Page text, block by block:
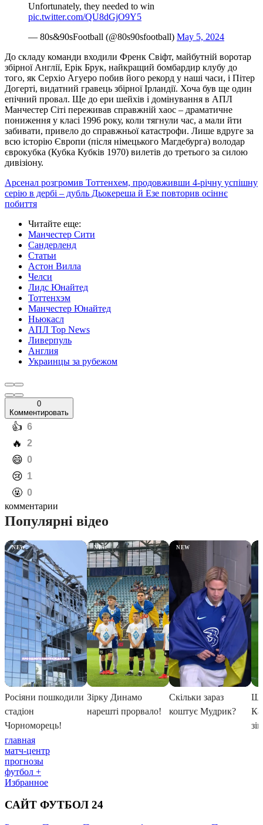
Unfortunately, they needed to win
pic.twitter.com/QU8dGjO9Y5
— 80s&90sFootball (@80s90sfootball) May 5, 2024
До складу команди входили Френк Свіфт, майбутній воротар
збірної Англії, Ерік Брук, найкращий бомбардир клубу до
того, як Серхіо Агуеро побив його рекорд у наші часи, і Пітер
Догерті, видатний гравець збірної Ірландії. Хоча був ще один
епічний провал. Ще до ери шейхів і домінування в АПЛ
Манчестер Сіті переживав справжній хаос – драматичне
пониження у класі 1996 року, коли тягнули час, а мали йти
забивати, привело до справжньої катастрофи. Лише вдруге за
всю історію Європи (після німецького Магдебурга) володар
єврокубка (Кубка Кубків 1970) вилетів до третього за силою
дивізіону.
Арсенал розгромив Тоттенхем, продовживши 4-річну успішну
серію в дербі – дубль Дьокереша й Езе повторив осіннє
побиття
Читайте еще:
Манчестер Сити
Сандерленд
Статьи
Астон Вилла
Челси
Лидс Юнайтед
Тоттенхэм
Манчестер Юнайтед
Ньюкасл
АПЛ Top News
Ливерпуль
Англия
Украинцы за рубежом
0
Комментировать
️👍 6
️🔥 2
️😄 0
️😢 1
️🤬 0
комментарии
главная
матч-центр
прогнозы
футбол +
Избранное
САЙТ ФУТБОЛ 24